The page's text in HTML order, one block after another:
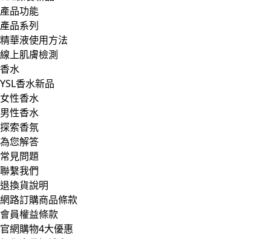
產品功能
產品系列
精華液使用方法
線上肌膚檢測
香水
YSL香水新品
女性香水
男性香水
探索香氛
為您解答
常見問題
聯繫我們
退換貨說明
網路訂購商品條款
會員權益條款
官網購物4大優惠